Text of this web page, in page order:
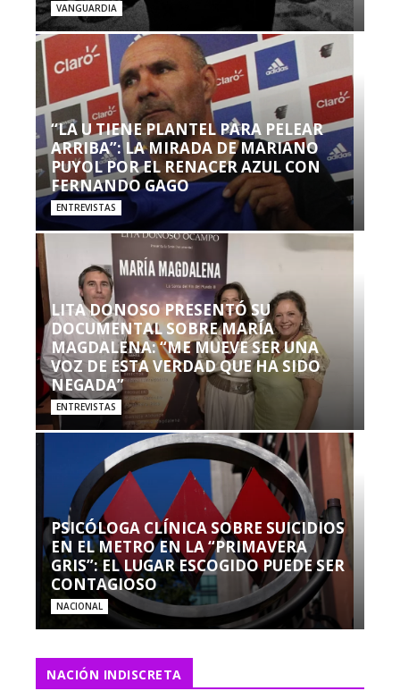
VANGUARDIA
“LA U TIENE PLANTEL PARA PELEAR
ARRIBA”: LA MIRADA DE MARIANO
PUYOL POR EL RENACER AZUL CON
FERNANDO GAGO
ENTREVISTAS
LITA DONOSO PRESENTÓ SU
DOCUMENTAL SOBRE MARÍA
MAGDALENA: “ME MUEVE SER UNA
VOZ DE ESTA VERDAD QUE HA SIDO
NEGADA”
ENTREVISTAS
PSICÓLOGA CLÍNICA SOBRE SUICIDIOS
EN EL METRO EN LA “PRIMAVERA
GRIS”: EL LUGAR ESCOGIDO PUEDE SER
CONTAGIOSO
NACIONAL
NACIÓN INDISCRETA